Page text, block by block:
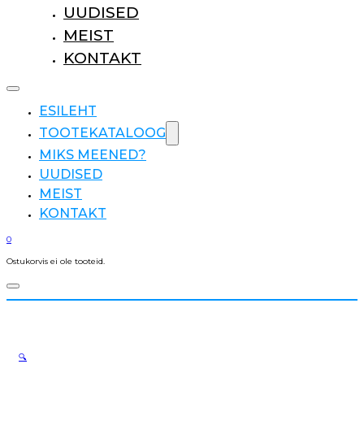
UUDISED
MEIST
KONTAKT
ESILEHT
TOOTEKATALOOG
MIKS MEENED?
UUDISED
MEIST
KONTAKT
0
Ostukorvis ei ole tooteid.
🔍